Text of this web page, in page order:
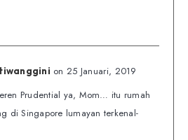
on 25 Januari, 2019
Prudential ya, Mom… itu rumah
di Singapore lumayan terkenal-